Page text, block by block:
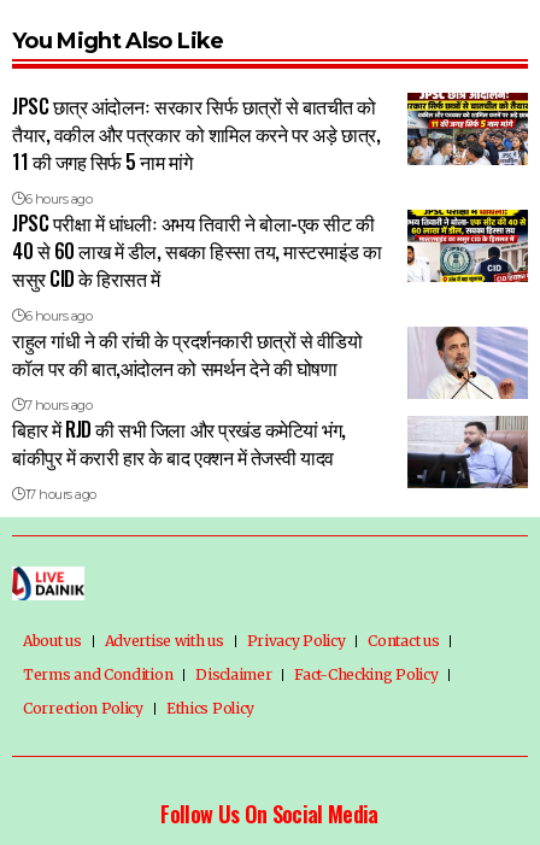
You Might Also Like
JPSC छात्र आंदोलनः सरकार सिर्फ छात्रों से बातचीत को
तैयार, वकील और पत्रकार को शामिल करने पर अड़े छात्र,
11 की जगह सिर्फ 5 नाम मांगे
6 hours ago
JPSC परीक्षा में धांधलीः अभय तिवारी ने बोला-एक सीट की
40 से 60 लाख में डील, सबका हिस्सा तय, मास्टरमाइंड का
ससुर CID के हिरासत में
6 hours ago
राहुल गांधी ने की रांची के प्रदर्शनकारी छात्रों से वीडियो
कॉल पर की बात,आंदोलन को समर्थन देने की घोषणा
7 hours ago
बिहार में RJD की सभी जिला और प्रखंड कमेटियां भंग,
बांकीपुर में करारी हार के बाद एक्शन में तेजस्वी यादव
17 hours ago
About us Advertise with us Privacy Policy
Contact us
Terms and Condition
Disclaimer
Fact-Checking Policy
Correction Policy
Ethics Policy
Follow Us On Social Media